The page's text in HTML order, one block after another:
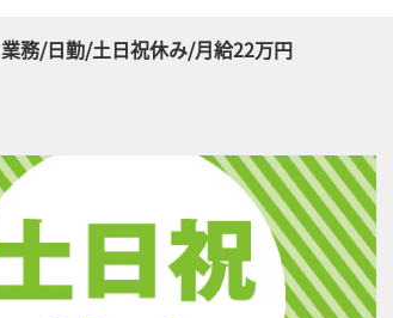
務/日勤/土日祝休み/月給22万円